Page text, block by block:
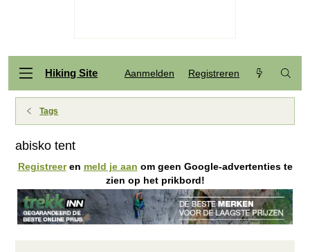
Hiking Site Aanmelden Registreren
Tags
abisko tent
Registreeren meld je aan om geen Google-advertenties te
zien op het prikbord!